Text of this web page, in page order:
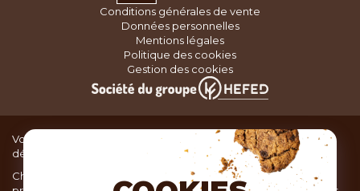
Conditions générales de vente
Données personnelles
Mentions légales
Politique des cookies
Gestion des cookies
Vous recherchez du matériel de cuisine pour concocter de
délicieux plats ou des pâtisseries dignes d’un grand chef ?
Chez TOC, boutique d’ustensiles de cuisine, nous vous